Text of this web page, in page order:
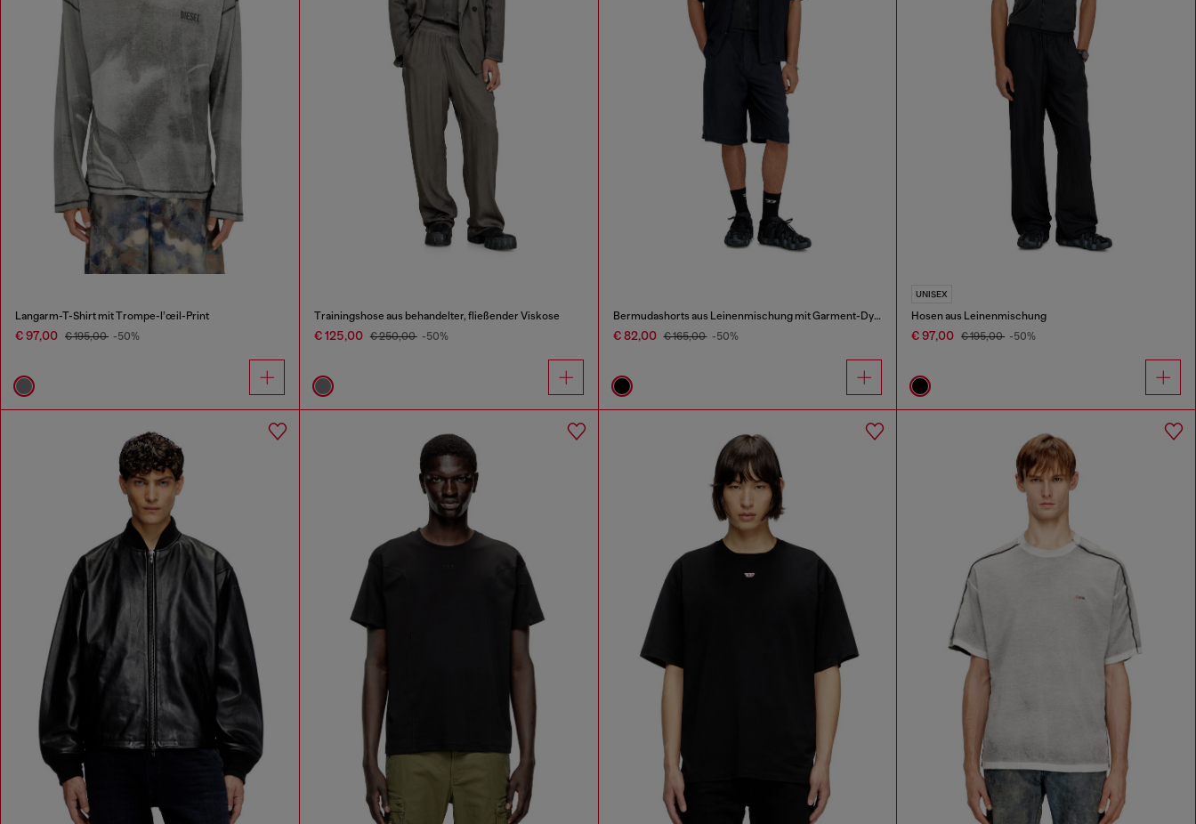
Langarm-T-Shirt mit Trompe-l’œil-Print
€ 97,00 € 195,00 -50%
Trainingshose aus behandelter, fließender Viskose
€ 125,00 € 250,00 -50%
Bermudashorts aus Leinenmischung mit Garment-Dye-Färbung
€ 82,00 € 165,00 -50%
UNISEX
Hosen aus Leinenmischung
€ 97,00 € 195,00 -50%